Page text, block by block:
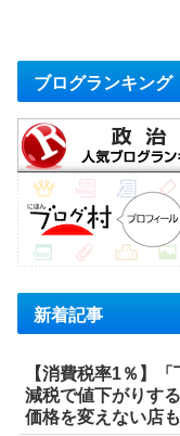
ブログランキング
新着記事
【消費税率1％】
減税で値下がりす
価格を変えない店も